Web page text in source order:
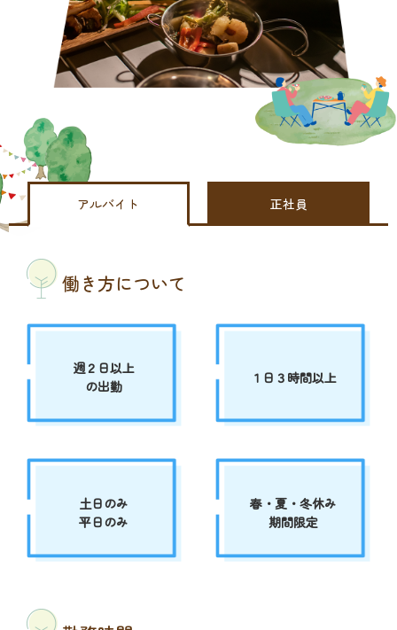
アルバイト 正社員
働き方について
週２日以上
の出勤
１日３時間以上
土日のみ
平日のみ
春・夏・冬休み
期間限定